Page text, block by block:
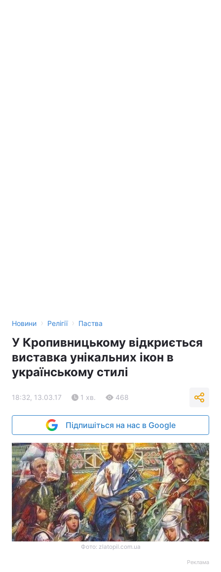
Новини › Релігії › Паства
У Кропивницькому відкриється
виставка унікальних ікон в
українському стилі
18:32, 13.03.17 1 хв. 468
Підпишіться на нас в Google
Фото: zlatopil.com.ua
Реклама